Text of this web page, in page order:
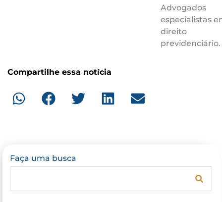
Advogados
especialistas
direito
previdenciário.
Compartilhe essa notícia
Faça uma busca